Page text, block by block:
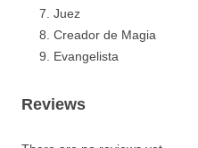
Juez
Creador de Magia
Evangelista
Reviews